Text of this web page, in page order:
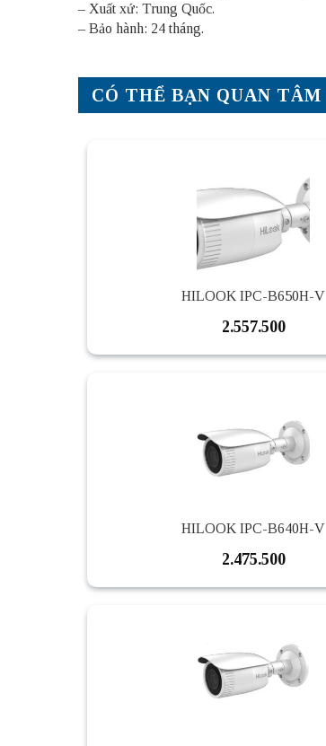
– Xuất xứ: Trung Quốc.
– Bảo hành: 24 tháng.
CÓ THỂ BẠN QUAN TÂM
HILOOK IPC-B650H-V
2.557.500
HILOOK IPC-B640H-V
2.475.500